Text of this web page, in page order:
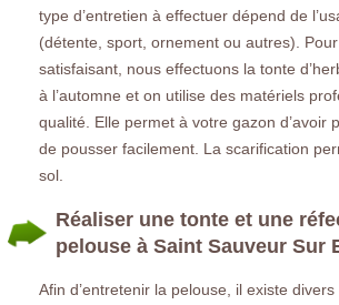
type d’entretien à effectuer dépend de
(détente, sport, ornement ou autres).
satisfaisant, nous effectuons la tonte
à l’automne et on utilise des matériels
qualité. Elle permet à votre gazon d’avoir
de pousser facilement. La scarification
sol.
Réaliser une tonte et une
pelouse à Saint Sauveur Sur
Afin d’entretenir la pelouse, il existe divers